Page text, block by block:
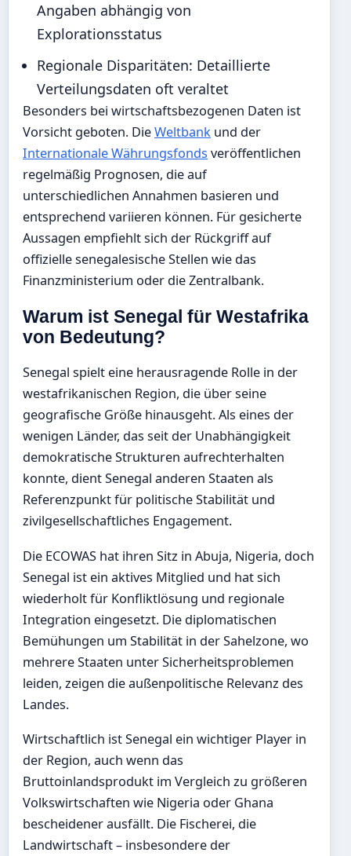
Angaben abhängig von
Explorationsstatus
Regionale Disparitäten: Detaillierte
Verteilungsdaten oft veraltet
Besonders bei wirtschaftsbezogenen Daten ist
Vorsicht geboten. DieWeltbank und der
Internationale Währungsfonds veröffentlichen
regelmäßig Prognosen, die auf
unterschiedlichen Annahmen basieren und
entsprechend variieren können. Für gesicherte
Aussagen empfiehlt sich der Rückgriff auf
offizielle senegalesische Stellen wie das
Finanzministerium oder die Zentralbank.
Warum ist Senegal für Westafrika
von Bedeutung?
Senegal spielt eine herausragende Rolle in der
westafrikanischen Region, die über seine
geografische Größe hinausgeht. Als eines der
wenigen Länder, das seit der Unabhängigkeit
demokratische Strukturen aufrechterhalten
konnte, dient Senegal anderen Staaten als
Referenzpunkt für politische Stabilität und
zivilgesellschaftliches Engagement.
Die ECOWAS hat ihren Sitz in Abuja, Nigeria, doch
Senegal ist ein aktives Mitglied und hat sich
wiederholt für Konfliktlösung und regionale
Integration eingesetzt. Die diplomatischen
Bemühungen um Stabilität in der Sahelzone, wo
mehrere Staaten unter Sicherheitsproblemen
leiden, zeigen die außenpolitische Relevanz des
Landes.
Wirtschaftlich ist Senegal ein wichtiger Player in
der Region, auch wenn das
Bruttoinlandsprodukt im Vergleich zu größeren
Volkswirtschaften wie Nigeria oder Ghana
bescheidener ausfällt. Die Fischerei, die
Landwirtschaft – insbesondere der